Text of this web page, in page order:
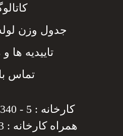
جدول وزن
تاییدیه ها
تماس
کارخانه : 5 - 65469340 (021)
همراه کارخانه : 09101707953